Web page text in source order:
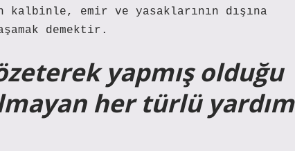
kalbinle, emir ve yasaklarının dışına
demektir.
yapmış olduğu
her türlü yardım